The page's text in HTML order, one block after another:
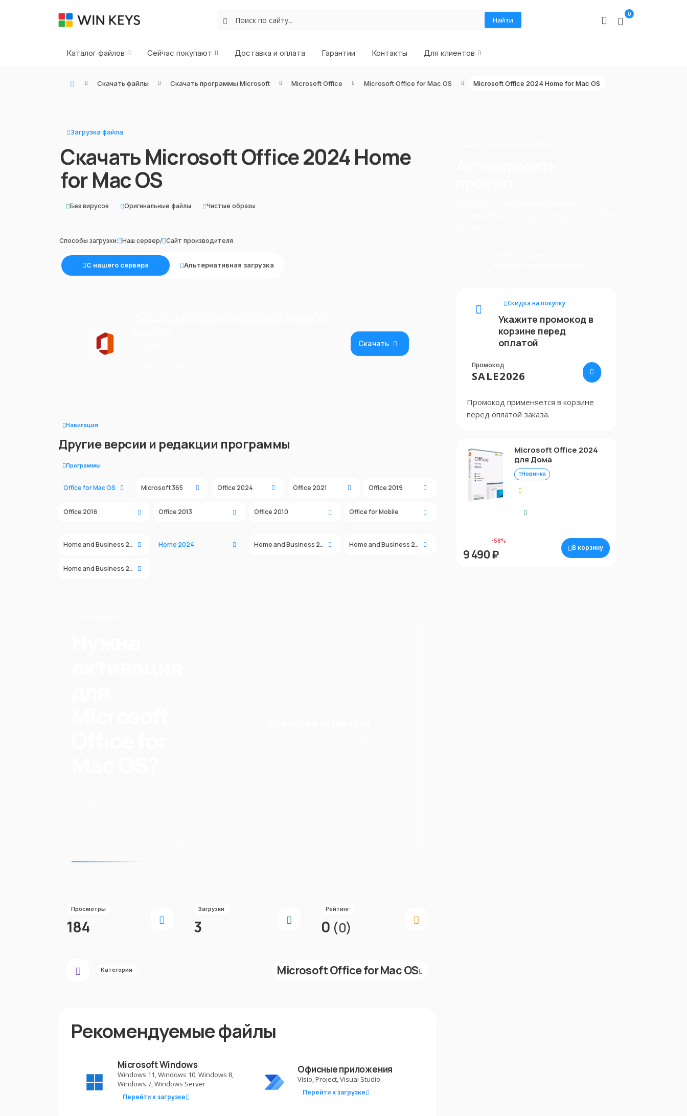
Найти
0
Каталог файлов Сейчас покупают Доставка и оплата Гарантии Контакты Для клиентов
Скачать файлы Скачать программы Microsoft Microsoft Office Microsoft Office for Mac OS Microsoft Office 2024 Home for Mac OS
Загрузка файла
Скачать Microsoft Office 2024 Home
for Mac OS
Без вирусов Оригинальные файлы Чистые образы
Способы загрузки: Наш сервер/ Сайт производителя
С нашего сервера Альтернативная загрузка
Скачать
Навигация
Другие версии и редакции программы
Программы
Office for Mac OS Microsoft 365 Office 2024 Office 2021 Office 2019
Office 2016 Office 2013 Office 2010 Office for Mobile
Home and Business 2024 Home 2024 Home and Business 2021 Home and Business 2019
Home and Business 2016
Просмотры
184
Загрузки
3
Рейтинг
0 (0)
Категория Microsoft Office for Mac OS
Рекомендуемые файлы
Microsoft Windows
Windows 11, Windows 10, Windows 8,
Windows 7, Windows Server
Перейти к загрузке
Офисные приложения
Visio, Project, Visual Studio
Перейти к загрузке
Скидка на покупку
Укажите промокод в
корзине перед
оплатой
Промокод
SALE2026
Промокод применяется в корзине
перед оплатой заказа.
Microsoft Office 2024
для Дома
Новинка
-58%
9 490 ₽ В корзину